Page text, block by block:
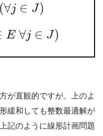
経営、経済の課
する学問です。
(∀j ∈ J)
E ∀j ∈ J)
が直観的ですが、上のよ
緩和しても整数最適解が
記のように線形計画問題